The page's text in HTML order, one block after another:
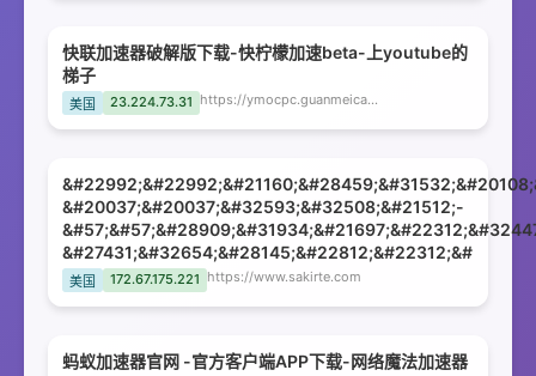
快联加速器破解版下载-快柠檬加速beta-上youtube的
梯子
美国 23.224.73.31 https://ymocpc.guanmeicar.com
&#20037;&#20037;&#32593;&#32508;&#21512;-
&#27431;&#32654;&#28145;&#22812;&#22312;&#
美国 172.67.175.221 https://www.sakirte.com
蚂蚁加速器官网 -官方客户端APP下载-网络魔法加速器